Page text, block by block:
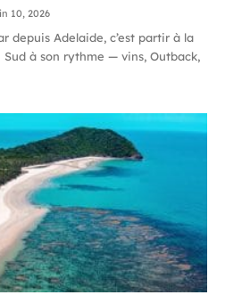
10, 2026
depuis Adelaide, c’est partir à la
Sud à son rythme — vins, Outback,